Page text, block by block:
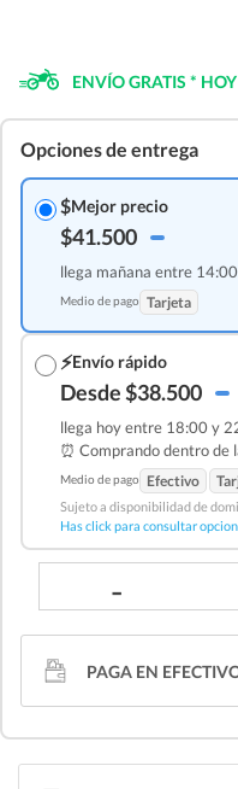
ENVÍO GRATIS * HOY
Opciones de entrega
$Mejor precio
$41.500
llega mañana entre
Medio de pago Tarjeta
⚡Envío rápido
Desde $38.500
llega hoy entre 18:00 y
⏰ Comprando dentro de
Medio de pago Efectivo
Sujeto a disponibilidad de
Has click para consultar
-
PAGA EN